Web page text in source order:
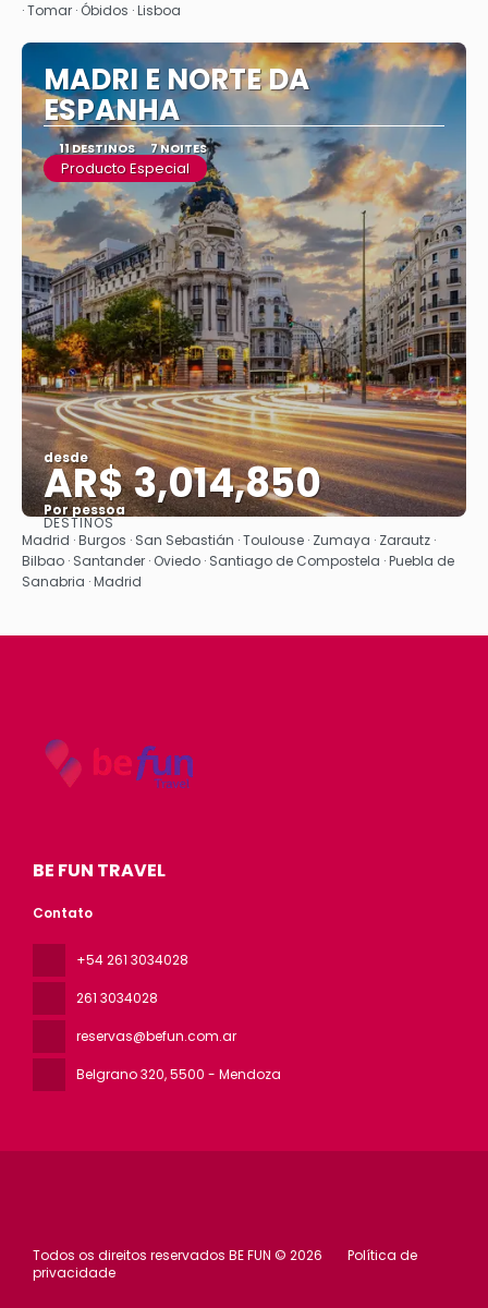
· Tomar · Óbidos · Lisboa
MADRI E NORTE DA
ESPANHA
11 DESTINOS 7 NOITES
Producto Especial
desde
AR$ 3,014,850
Por pessoa
Vejo
DESTINOS
Madrid · Burgos · San Sebastián · Toulouse · Zumaya · Zarautz ·
Bilbao · Santander · Oviedo · Santiago de Compostela · Puebla de
Sanabria · Madrid
BE FUN TRAVEL
Contato
+54 261 3034028
261 3034028
reservas@befun.com.ar
Belgrano 320, 5500 - Mendoza
Todos os direitos reservados BE FUN © 2026
Política de
privacidade